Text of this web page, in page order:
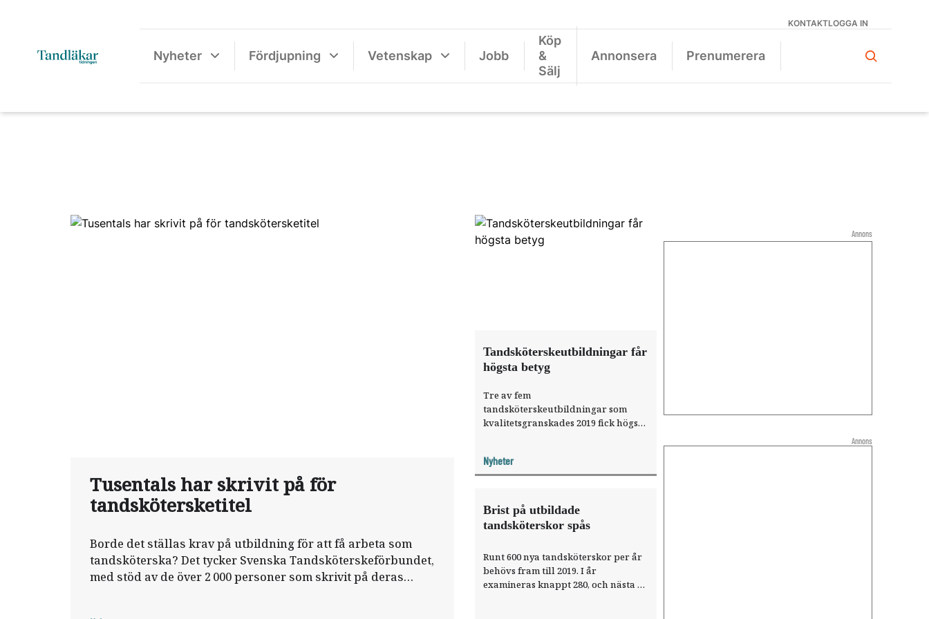
KONTAKTLOGGA IN
Nyheter Fördjupning Vetenskap Jobb
Köp
&
Sälj
Annonsera Prenumerera
Tusentals har skrivit på för
tandskötersketitel
Borde det ställas krav på utbildning för att få arbeta som
tandsköterska? Det tycker Svenska Tandsköterskeförbundet,
med stöd av de över 2 000 personer som skrivit på deras
Tandsköterskeutbildningar får
högsta betyg
Tre av fem
tandsköterskeutbildningar som
kvalitetsgranskades 2019 fick högsta
Nyheter
Brist på utbildade
tandsköterskor spås
Runt 600 nya tandsköterskor per år
behövs fram till 2019. I år
examineras knappt 280, och nästa år
Annons
Annons